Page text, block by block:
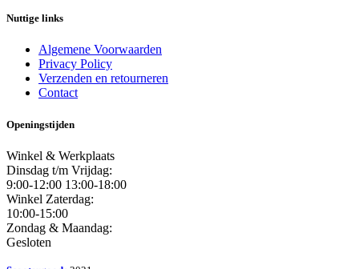
Nuttige links
Algemene Voorwaarden
Privacy Policy
Verzenden en retourneren
Contact
Openingstijden
Winkel & Werkplaats
Dinsdag t/m Vrijdag:
9:00-12:00 13:00-18:00
Winkel Zaterdag:
10:00-15:00
Zondag & Maandag:
Gesloten